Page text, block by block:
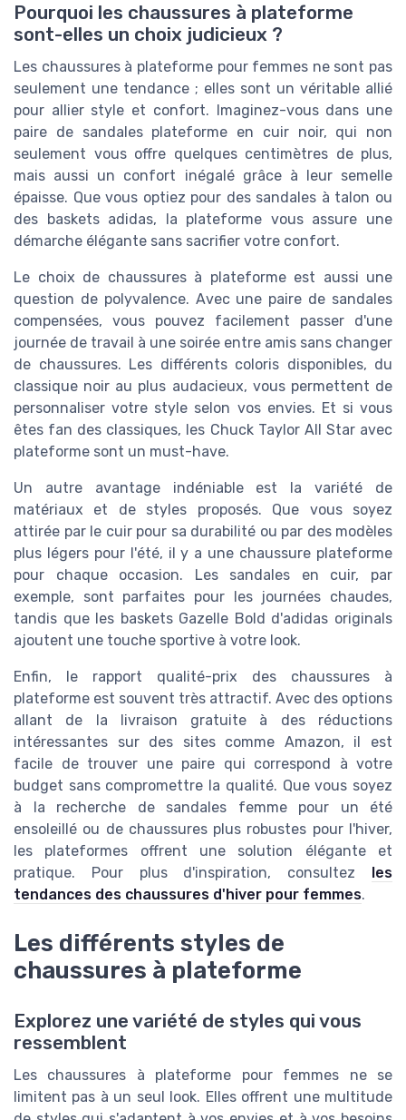
Pourquoi les chaussures à plateforme
sont-elles un choix judicieux ?
Les chaussures à plateforme pour femmes ne sont pas
seulement une tendance ; elles sont un véritable allié
pour allier style et confort. Imaginez-vous dans une
paire de sandales plateforme en cuir noir, qui non
seulement vous offre quelques centimètres de plus,
mais aussi un confort inégalé grâce à leur semelle
épaisse. Que vous optiez pour des sandales à talon ou
des baskets adidas, la plateforme vous assure une
démarche élégante sans sacrifier votre confort.
Le choix de chaussures à plateforme est aussi une
question de polyvalence. Avec une paire de sandales
compensées, vous pouvez facilement passer d'une
journée de travail à une soirée entre amis sans changer
de chaussures. Les différents coloris disponibles, du
classique noir au plus audacieux, vous permettent de
personnaliser votre style selon vos envies. Et si vous
êtes fan des classiques, les Chuck Taylor All Star avec
plateforme sont un must-have.
Un autre avantage indéniable est la variété de
matériaux et de styles proposés. Que vous soyez
attirée par le cuir pour sa durabilité ou par des modèles
plus légers pour l'été, il y a une chaussure plateforme
pour chaque occasion. Les sandales en cuir, par
exemple, sont parfaites pour les journées chaudes,
tandis que les baskets Gazelle Bold d'adidas originals
ajoutent une touche sportive à votre look.
Enfin, le rapport qualité-prix des chaussures à
plateforme est souvent très attractif. Avec des options
allant de la livraison gratuite à des réductions
intéressantes sur des sites comme Amazon, il est
facile de trouver une paire qui correspond à votre
budget sans compromettre la qualité. Que vous soyez
à la recherche de sandales femme pour un été
ensoleillé ou de chaussures plus robustes pour l'hiver,
les plateformes offrent une solution élégante et
pratique. Pour plus d'inspiration, consultez les
tendances des chaussures d'hiver pour femmes.
Les différents styles de
chaussures à plateforme
Explorez une variété de styles qui vous
ressemblent
Les chaussures à plateforme pour femmes ne se
limitent pas à un seul look. Elles offrent une multitude